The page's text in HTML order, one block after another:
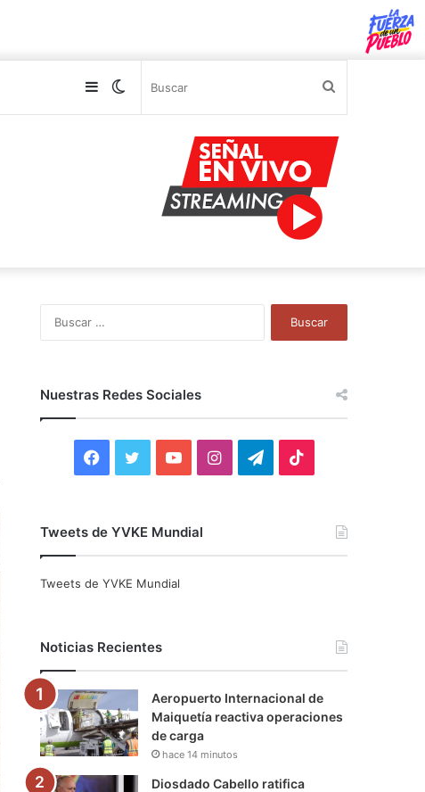
Switch
Sidebar
Nuestras Redes Sociales
F
c
o
k
i
r
Y
u
e
I
r
a
T
a
m
Tweets de YVKE Mundial
Tweets de YVKE Mundial
Noticias Recientes
Aeropuerto Internacional de
Maiquetía reactiva operaciones
de carga
hace 14 minutos
Diosdado Cabello ratifica